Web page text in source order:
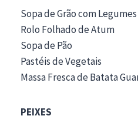
Sopa de Grão com
Rolo Folhado de Atum
Sopa de Pão
Pastéis de Vegetais
Massa Fresca de Batata
PEIXES